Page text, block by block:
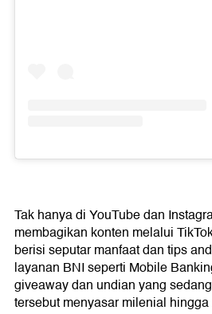
Tak hanya di YouTube dan
membagikan konten melalui
berisi seputar manfaat dan tips
layanan BNI seperti Mobile
giveaway dan undian yang
tersebut menyasar milenial